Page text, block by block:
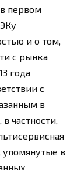
первом
и о том,
с рынка
года
с
в
частности,
упомянутые в